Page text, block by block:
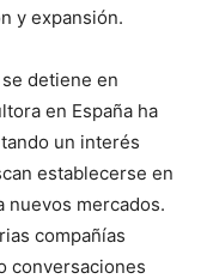
y expansión.
detiene en
en España ha
un interés
establecerse en
nuevos mercados.
compañías
conversaciones